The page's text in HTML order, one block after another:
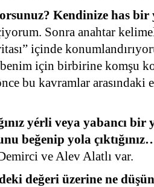
Kendinize has
Sonra anahtar
içinde
için birbirine komşu
bu kavramlar arasındaki
yérli veya yabancı bir
beğenip yola
ve Alev Alatlı var.
değeri üzerine ne